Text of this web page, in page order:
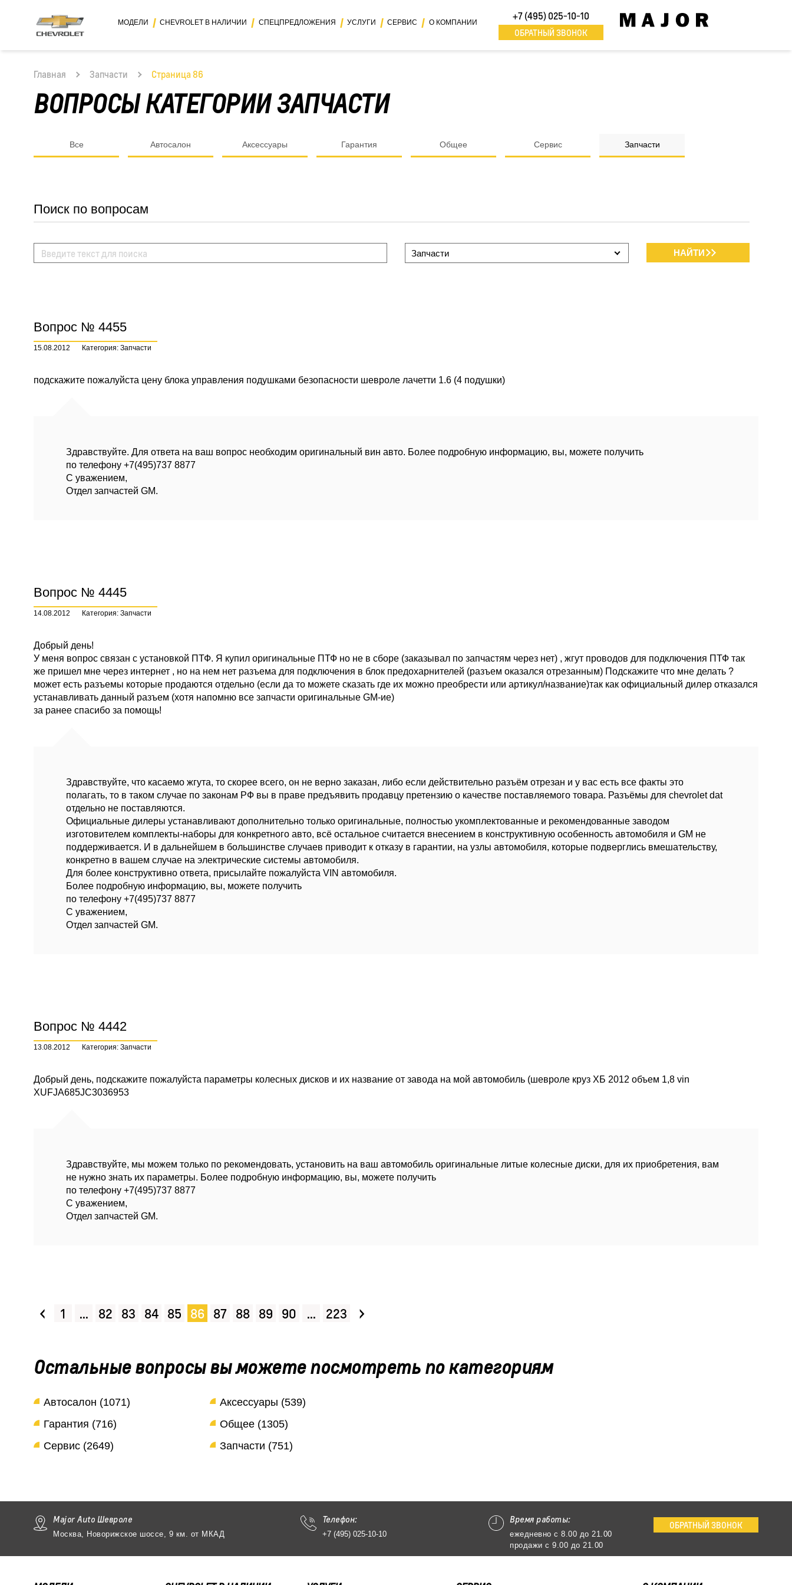
МОДЕЛИ CHEVROLET В НАЛИЧИИ СПЕЦПРЕДЛОЖЕНИЯ УСЛУГИ СЕРВИС О КОМПАНИИ
+7 (495) 025-10-10
ОБРАТНЫЙ ЗВОНОК
Главная Запчасти Страница 86
ВОПРОСЫ КАТЕГОРИИ ЗАПЧАСТИ
Все Автосалон Аксессуары Гарантия Общее Сервис Запчасти
Поиск по вопросам
Запчасти НАЙТИ
Вопрос № 4455
15.08.2012 Категория: Запчасти
подскажите пожалуйста цену блока управления подушками безопасности шевроле лачетти 1.6 (4 подушки)
Здравствуйте. Для ответа на ваш вопрос необходим оригинальный вин авто. Более подробную информацию, вы, можете получить
по телефону +7(495)737 8877
С уважением,
Отдел запчастей GM.
Вопрос № 4445
14.08.2012 Категория: Запчасти
Добрый день!
У меня вопрос связан с установкой ПТФ. Я купил оригинальные ПТФ но не в сборе (заказывал по запчастям через нет) , жгут проводов для подключения ПТФ так
же пришел мне через интернет , но на нем нет разъема для подключения в блок предохарнителей (разъем оказался отрезанным) Подскажите что мне делать ?
может есть разъемы которые продаются отдельно (если да то можете сказать где их можно преобрести или артикул/название)так как официальный дилер отказался
устанавливать данный разъем (хотя напомню все запчасти оригинальные GM-ие)
за ранее спасибо за помощь!
Здравствуйте, что касаемо жгута, то скорее всего, он не верно заказан, либо если действительно разъём отрезан и у вас есть все факты это
полагать, то в таком случае по законам РФ вы в праве предъявить продавцу претензию о качестве поставляемого товара. Разъёмы для chevrolet dat
отдельно не поставляются.
Официальные дилеры устанавливают дополнительно только оригинальные, полностью укомплектованные и рекомендованные заводом
изготовителем комплекты-наборы для конкретного авто, всё остальное считается внесением в конструктивную особенность автомобиля и GM не
поддерживается. И в дальнейшем в большинстве случаев приводит к отказу в гарантии, на узлы автомобиля, которые подверглись вмешательству,
конкретно в вашем случае на электрические системы автомобиля.
Для более конструктивно ответа, присылайте пожалуйста VIN автомобиля.
Более подробную информацию, вы, можете получить
по телефону +7(495)737 8877
С уважением,
Отдел запчастей GM.
Вопрос № 4442
13.08.2012 Категория: Запчасти
Добрый день, подскажите пожалуйста параметры колесных дисков и их название от завода на мой автомобиль (шевроле круз ХБ 2012 объем 1,8 vin
XUFJA685JC3036953
Здравствуйте, мы можем только по рекомендовать, установить на ваш автомобиль оригинальные литые колесные диски, для их приобретения, вам
не нужно знать их параметры. Более подробную информацию, вы, можете получить
по телефону +7(495)737 8877
С уважением,
Отдел запчастей GM.
‹ 1 ... 82 83 84 85 86 87 88 89 90 ... 223 ›
Остальные вопросы вы можете посмотреть по категориям
Автосалон (1071)
Аксессуары (539)
Гарантия (716)
Общее (1305)
Сервис (2649)
Запчасти (751)
Major Auto Шевроле
Москва, Новорижское шоссе, 9 км. от МКАД
Телефон:
+7 (495) 025-10-10
Время работы:
ежедневно с 8.00 до 21.00
продажи с 9.00 до 21.00
ОБРАТНЫЙ ЗВОНОК